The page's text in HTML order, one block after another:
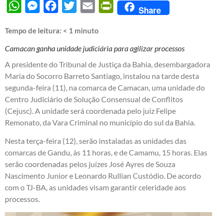
WhatsAppMessengerFacebook
Twitter Email PrintFriendly
Share
Tempo de leitura: < 1 minuto
Camacan ganha unidade judiciária para agilizar processos
A presidente do Tribunal de Justiça da Bahia, desembargadora
Maria do Socorro Barreto Santiago, instalou na tarde desta
segunda-feira (11), na comarca de Camacan, uma unidade do
Centro Judiciário de Solução Consensual de Conflitos
(Cejusc). A unidade será coordenada pelo juiz Felipe
Remonato, da Vara Criminal no município do sul da Bahia.
Nesta terça-feira (12), serão instaladas as unidades das
comarcas de Gandu, às 11 horas, e de Camamu, 15 horas. Elas
serão coordenadas pelos juízes José Ayres de Souza
Nascimento Junior e Leonardo Rullian Custódio. De acordo
com o TJ-BA, as unidades visam garantir celeridade aos
processos.